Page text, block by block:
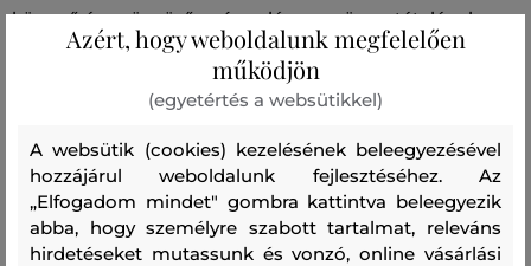
könnyű és gyönyörűen áramló anyagösszetételének
köszönhetően maximális viselési kényelmet biztosít. A
ruha kellemes tapintású és rendkívül stílusos, így
remekül kombinálható.
Szezon: SS24 Termék kódja 241W1330-324-KW-303
Összetétel
Azért, hogy weboldalunk megfelelően
működjön
(egyetértés a websütikkel)
A websütik (cookies) kezelésének beleegyezésével
hozzájárul weboldalunk fejlesztéséhez. Az
„Elfogadom mindet" gombra kattintva beleegyezik
abba, hogy személyre szabott tartalmat, releváns
hirdetéseket mutassunk és vonzó, online vásárlási